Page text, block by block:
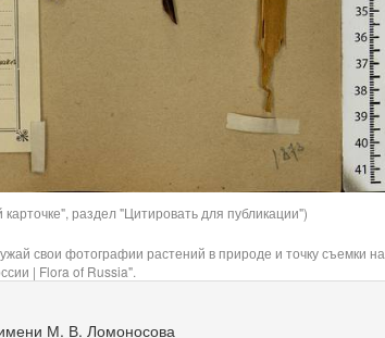
раздел "Цитировать для публикации")
свои фотографии растений в природе и точку съемки на
| Flora of Russia".
имени М. В. Ломоносова